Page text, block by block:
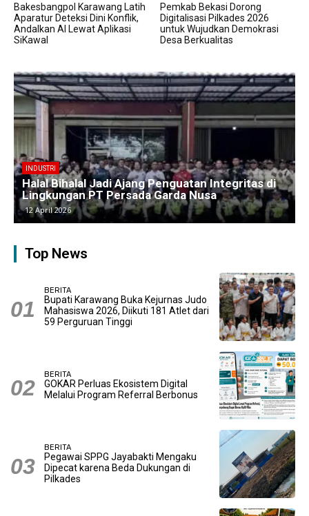
Bakesbangpol Karawang Latih
Aparatur Deteksi Dini Konflik,
Andalkan AI Lewat Aplikasi
SiKawal
Pemkab Bekasi Dorong
Digitalisasi Pilkades 2026
untuk Wujudkan Demokrasi
Desa Berkualitas
BERITA
Kawasan Industri Cikarang Kembali Padat,
Produksi dan Logistik Beroperasi Penuh”
9 April 2026
Top News
BERITA
Bupati Karawang Buka Kejurnas Judo
Mahasiswa 2026, Diikuti 181 Atlet dari
59 Perguruan Tinggi
BERITA
GOKAR Perluas Ekosistem Digital
Melalui Program Referral Berbonus
BERITA
Pegawai SPPG Jayabakti Mengaku
Dipecat karena Beda Dukungan di
Pilkades